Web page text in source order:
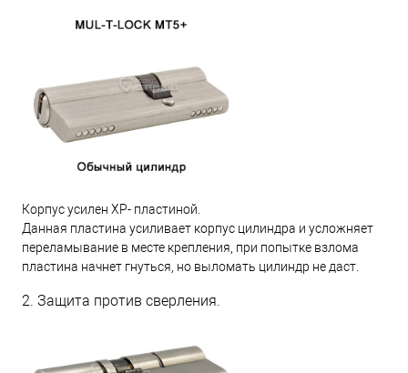
Корпус усилен XP- пластиной.
Данная пластина усиливает корпус цилиндра и усложняет
переламывание в месте крепления, при попытке взлома
пластина начнет гнуться, но выломать цилиндр не даст.
2. Защита против сверления.